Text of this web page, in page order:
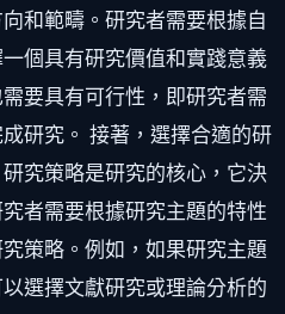
和範疇。研究者需要根據自
個具有研究價值和實踐意義
要具有可行性，即研究者需
研究。 接著，選擇合適的研
究策略是研究的核心，它決
者需要根據研究主題的特性
策略。例如，如果研究主題
選擇文獻研究或理論分析的